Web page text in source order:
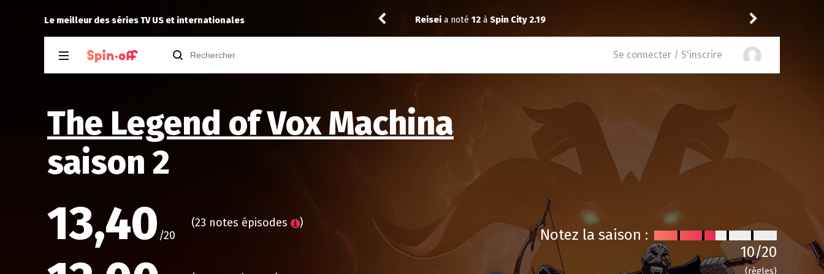
Le meilleur des séries TV US et internationales
yukisoma35a noté14àStuart Fails to Save the Universe 1.01 a noté Spin City 2.19 Spin City 2.18
Se connecter / S'inscrire
The Legend of Vox Machina
saison 2
13,40 /20
(23 notes épisodes )
Notez la saison :
10/20
(règles)